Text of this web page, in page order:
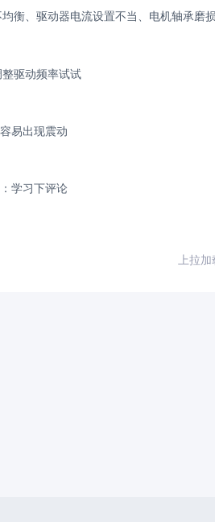
均衡、驱动器电流设置不当、电机轴承磨
整驱动频率试试
易出现震动
：学习下评论
上拉加